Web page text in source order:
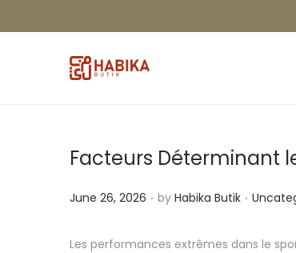
Facteurs Déterminant
P
s
June 26, 2026 . by Habika Butik . P
s
Les performances extrêmes dans le